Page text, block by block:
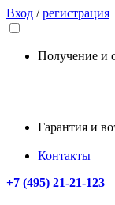
Вход /регистрация
Получение и
Гарантия и
Контакты
+7 (495) 21-21-123